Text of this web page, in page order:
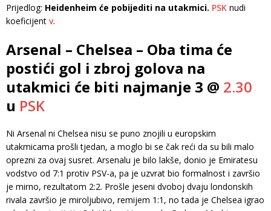
Prijedlog: Heidenheim će pobijediti na utakmici. PSK nudi
koeficijent v.
Arsenal – Chelsea – Oba tima će
postići gol i zbroj golova na
utakmici će biti najmanje 3 @ 2.30
u PSK
Ni Arsenal ni Chelsea nisu se puno znojili u europskim
utakmicama prošli tjedan, a moglo bi se čak reći da su bili malo
oprezni za ovaj susret. Arsenalu je bilo lakše, donio je Emiratesu
vodstvo od 7:1 protiv PSV-a, pa je uzvrat bio formalnost i završio
je mirno, rezultatom 2:2. Prošle jeseni dvoboj dvaju londonskih
rivala završio je miroljubivo, remijem 1:1, no tada je Chelsea igrao